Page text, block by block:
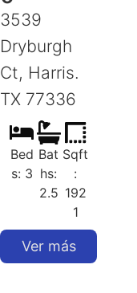
3539
Dryburgh
Ct, Harris.
TX 77336
Bed
s: 3
Bat
hs:
2.5
Sqft
:
192
1
Ver más